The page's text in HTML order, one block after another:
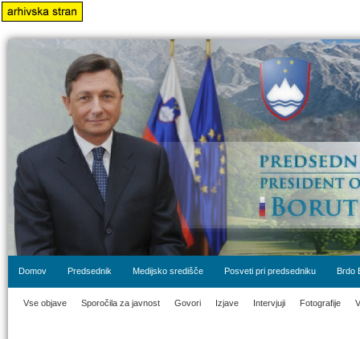
Domov Predsednik Medijsko središče Posveti pri predsedniku Brdo
Vse objave Sporočila za javnost Govori Izjave Intervjuji Fotografije